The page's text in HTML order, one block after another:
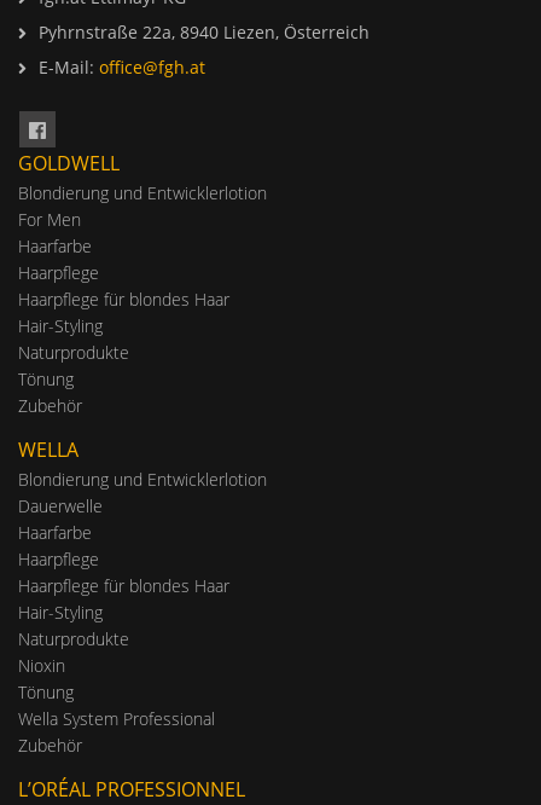
Pyhrnstraße 22a, 8940 Liezen, Österreich
E-Mail: office@fgh.at
GOLDWELL
Blondierung und Entwicklerlotion
For Men
Haarfarbe
Haarpflege
Haarpflege für blondes Haar
Hair-Styling
Naturprodukte
Tönung
Zubehör
WELLA
Blondierung und Entwicklerlotion
Dauerwelle
Haarfarbe
Haarpflege
Haarpflege für blondes Haar
Hair-Styling
Naturprodukte
Nioxin
Tönung
Wella System Professional
Zubehör
L’ORÉAL PROFESSIONNEL